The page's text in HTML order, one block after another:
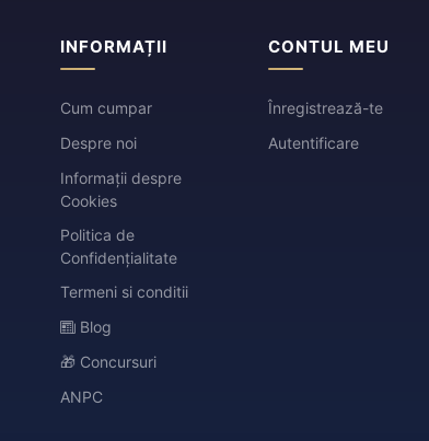
INFORMAȚII
Cum cumpar
Despre noi
Informații despre
Cookies
Politica de
Confidențialitate
Termeni si conditii
Blog
🎁 Concursuri
ANPC
CONTUL MEU
Înregistrează-te
Autentificare